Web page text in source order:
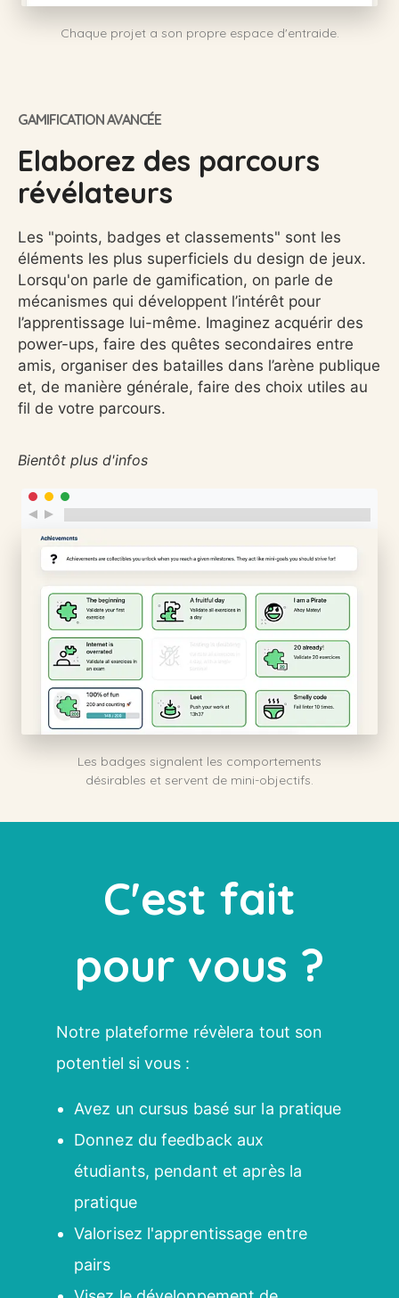
Chaque projet a son propre espace d'entraide.
Les badges signalent les comportements
désirables et servent de mini-objectifs.
GAMIFICATION AVANCÉE
Elaborez des parcours
révélateurs
Les "points, badges et classements" sont les
éléments les plus superficiels du design de jeux.
Lorsqu'on parle de gamification, on parle de
mécanismes qui développent l’intérêt pour
l’apprentissage lui-même. Imaginez acquérir des
power-ups, faire des quêtes secondaires entre
amis, organiser des batailles dans l’arène publique
et, de manière générale, faire des choix utiles au
fil de votre parcours.
Bientôt plus d'infos
C'est fait
pour vous ?
Notre plateforme révèlera tout son
potentiel si vous :
Avez un cursus basé sur la pratique
Donnez du feedback aux
étudiants, pendant et après la
pratique
Valorisez l'apprentissage entre
pairs